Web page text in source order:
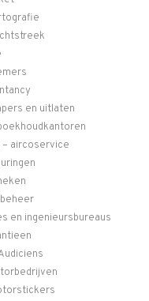
en uitlaten
– aircoservice
en ingenieursbureaus